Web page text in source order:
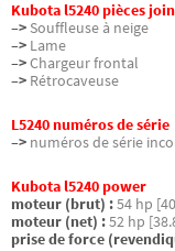
Kubota l5240 pièces
–> Souffleuse à neige
–> Lame
–>Chargeur frontal
–> Rétrocaveuse
L5240 numéros de série
–> numéros de série
Kubota l5240 power
moteur (brut) :54 hp
moteur (net) :52 hp
prise de force